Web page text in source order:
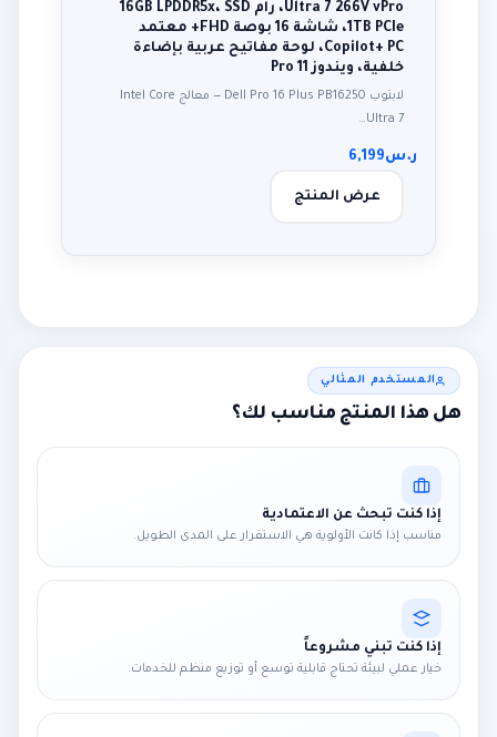
Ultra 7 266V vPro، رام 16GB LPDDR5x، SSD
1TB PCIe، شاشة 16 بوصة FHD+ معتمد
Copilot+ PC، لوحة مفاتيح عربية بإضاءة
خلفية، ويندوز 11 Pro
لابتوب Dell Pro 16 Plus PB16250 — معالج Intel Core
Ultra 7…
ر.س6,199
عرض المنتج
المستخدم المثالي
هل هذا المنتج مناسب لك؟
إذا كنت تبحث عن الاعتمادية
مناسب إذا كانت الأولوية هي الاستقرار على المدى الطويل.
إذا كنت تبني مشروعاً
خيار عملي لبيئة تحتاج قابلية توسع أو توزيع منظم للخدمات.